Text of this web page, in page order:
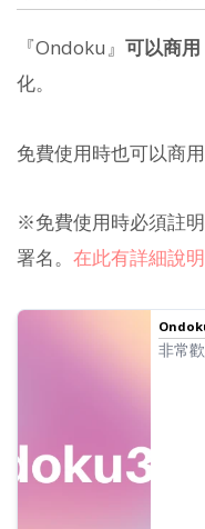
『Ondoku』 可以商用
化。
免費使用時也可以商用
※免費使用時必須註
署名。 在此有詳細說明
非常